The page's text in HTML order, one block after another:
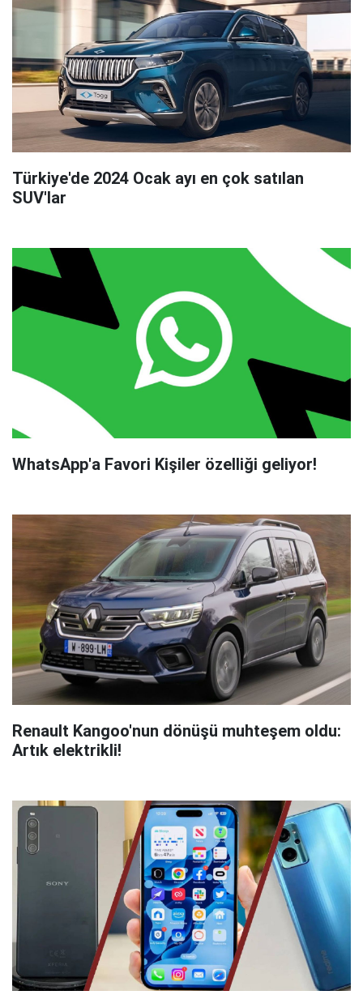
Türkiye'de 2024 Ocak ayı en çok satılan
SUV'lar
WhatsApp'a Favori Kişiler özelliği geliyor!
Renault Kangoo'nun dönüşü muhteşem oldu:
Artık elektrikli!